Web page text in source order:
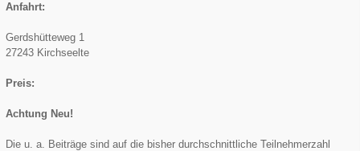
Anfahrt:
Gerdshütteweg 1
27243 Kirchseelte
Preis:
Achtung Neu!
Die u. a. Beiträge sind auf die bisher durchschnittliche Teilnehmerzahl